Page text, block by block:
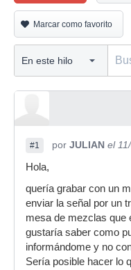
Marcar como favorito
#1 por JULIAN el
Hola,
quería grabar con un
enviar la señal por un
mesa de mezclas que
gustaría saber como
informándome y no
Sería posible hacer lo